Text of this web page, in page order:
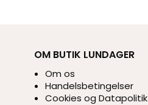
OM BUTIK LUNDAGER
Om os
Handelsbetingelser
Cookies og Datapolitik